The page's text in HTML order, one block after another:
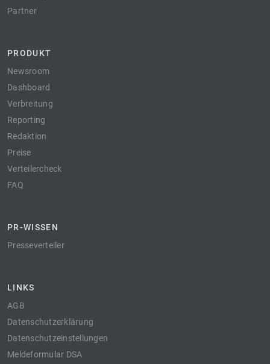
Partner
PRODUKT
Newsroom
Dashboard
Verbreitung
Reporting
Redaktion
Preise
Verteilercheck
FAQ
PR-WISSEN
Presseverteiler
LINKS
AGB
Datenschutzerklärung
Datenschutzeinstellungen
Meldeformular DSA